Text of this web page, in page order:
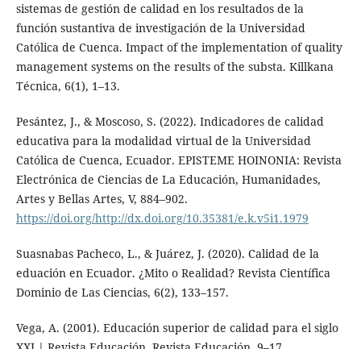
sistemas de gestión de calidad en los resultados de la
función sustantiva de investigación de la Universidad
Católica de Cuenca. Impact of the implementation of quality
management systems on the results of the substa. Killkana
Técnica, 6(1), 1–13.
Pesántez, J., & Moscoso, S. (2022). Indicadores de calidad
educativa para la modalidad virtual de la Universidad
Católica de Cuenca, Ecuador. EPISTEME HOINONIA: Revista
Electrónica de Ciencias de La Educación, Humanidades,
Artes y Bellas Artes, V, 884–902.
https://doi.org/http://dx.doi.org/10.35381/e.k.v5i1.1979
Suasnabas Pacheco, L., & Juárez, J. (2020). Calidad de la
eduación en Ecuador. ¿Mito o Realidad? Revista Científica
Dominio de Las Ciencias, 6(2), 133–157.
Vega, A. (2001). Educación superior de calidad para el siglo